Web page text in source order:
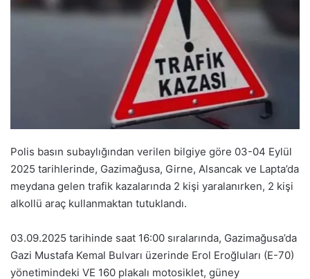
Polis basın subaylığından verilen bilgiye göre 03-04 Eylül
2025 tarihlerinde, Gazimağusa, Girne, Alsancak ve Lapta’da
meydana gelen trafik kazalarında 2 kişi yaralanırken, 2 kişi
alkollü araç kullanmaktan tutuklandı.
03.09.2025 tarihinde saat 16:00 sıralarında, Gazimağusa’da
Gazi Mustafa Kemal Bulvarı üzerinde Erol Eroğluları (E-70)
yönetimindeki VE 160 plakalı motosiklet, güney